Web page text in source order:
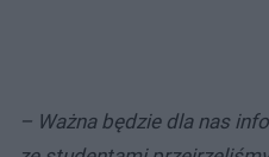
– Ważna będzie dla nas